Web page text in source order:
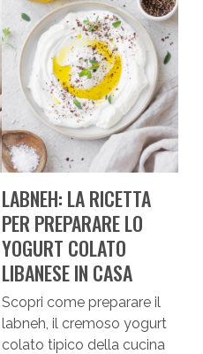
LABNEH: LA RICETTA
PER PREPARARE LO
YOGURT COLATO
LIBANESE IN CASA
Scopri come preparare il
labneh, il cremoso yogurt
colato tipico della cucina